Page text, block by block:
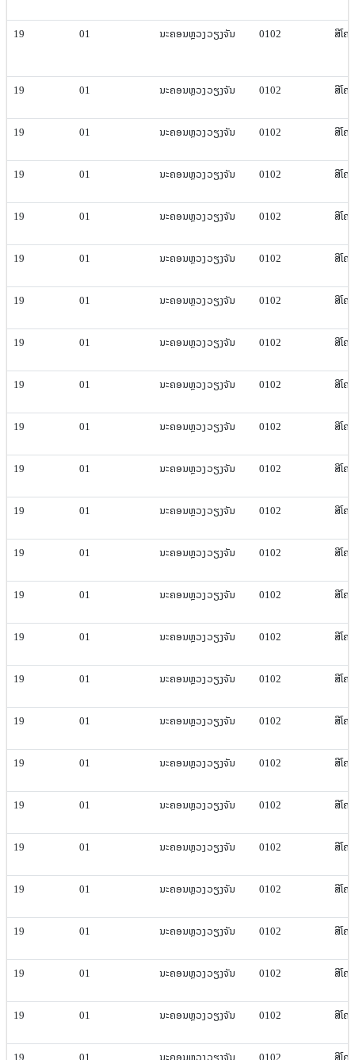
19 01 ນະຄອນຫຼວງ​ວຽງ​ຈັນ 0102 ສີ​ໂຄ
19 01 ນະຄອນຫຼວງ​ວຽງ​ຈັນ 0102 ສີ​ໂຄ
19 01 ນະຄອນຫຼວງ​ວຽງ​ຈັນ 0102 ສີ​ໂຄ
19 01 ນະຄອນຫຼວງ​ວຽງ​ຈັນ 0102 ສີ​ໂຄ
19 01 ນະຄອນຫຼວງ​ວຽງ​ຈັນ 0102 ສີ​ໂຄ
19 01 ນະຄອນຫຼວງ​ວຽງ​ຈັນ 0102 ສີ​ໂຄ
19 01 ນະຄອນຫຼວງ​ວຽງ​ຈັນ 0102 ສີ​ໂຄ
19 01 ນະຄອນຫຼວງ​ວຽງ​ຈັນ 0102 ສີ​ໂຄ
19 01 ນະຄອນຫຼວງ​ວຽງ​ຈັນ 0102 ສີ​ໂຄ
19 01 ນະຄອນຫຼວງ​ວຽງ​ຈັນ 0102 ສີ​ໂຄ
19 01 ນະຄອນຫຼວງ​ວຽງ​ຈັນ 0102 ສີ​ໂຄ
19 01 ນະຄອນຫຼວງ​ວຽງ​ຈັນ 0102 ສີ​ໂຄ
19 01 ນະຄອນຫຼວງ​ວຽງ​ຈັນ 0102 ສີ​ໂຄ
19 01 ນະຄອນຫຼວງ​ວຽງ​ຈັນ 0102 ສີ​ໂຄ
19 01 ນະຄອນຫຼວງ​ວຽງ​ຈັນ 0102 ສີ​ໂຄ
19 01 ນະຄອນຫຼວງ​ວຽງ​ຈັນ 0102 ສີ​ໂຄ
19 01 ນະຄອນຫຼວງ​ວຽງ​ຈັນ 0102 ສີ​ໂຄ
19 01 ນະຄອນຫຼວງ​ວຽງ​ຈັນ 0102 ສີ​ໂຄ
19 01 ນະຄອນຫຼວງ​ວຽງ​ຈັນ 0102 ສີ​ໂຄ
19 01 ນະຄອນຫຼວງ​ວຽງ​ຈັນ 0102 ສີ​ໂຄ
19 01 ນະຄອນຫຼວງ​ວຽງ​ຈັນ 0102 ສີ​ໂຄ
19 01 ນະຄອນຫຼວງ​ວຽງ​ຈັນ 0102 ສີ​ໂຄ
19 01 ນະຄອນຫຼວງ​ວຽງ​ຈັນ 0102 ສີ​ໂຄ
19 01 ນະຄອນຫຼວງ​ວຽງ​ຈັນ 0102 ສີ​ໂຄ